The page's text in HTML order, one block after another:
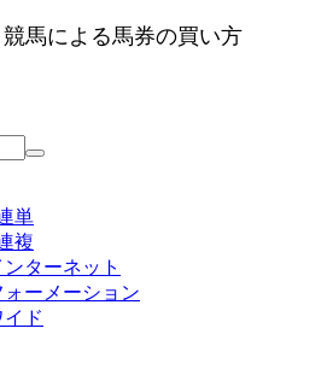
馬による馬券の買い方
単
複
ターネット
ーメーション
ド